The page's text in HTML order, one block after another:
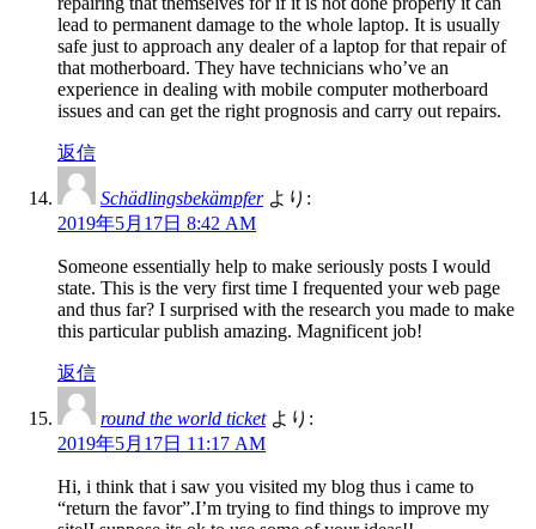
lead to permanent damage to the whole laptop. It is usually
safe just to approach any dealer of a laptop for that repair of
that motherboard. They have technicians who’ve an
experience in dealing with mobile computer motherboard
issues and can get the right prognosis and carry out repairs.
返信
Schädlingsbekämpfer より:
2019年5月17日 8:42 AM
Someone essentially help to make seriously posts I would
state. This is the very first time I frequented your web page
and thus far? I surprised with the research you made to make
this particular publish amazing. Magnificent job!
返信
round the world ticket より:
2019年5月17日 11:17 AM
Hi, i think that i saw you visited my blog thus i came to
“return the favor”.I’m trying to find things to improve my